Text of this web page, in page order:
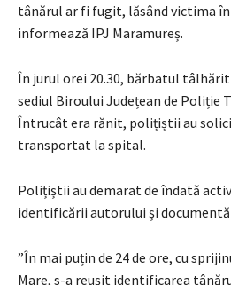
tânărul ar fi fugit, lăsând victima
informează IPJ Maramureș.
În jurul orei 20.30, bărbatul tâlhărit
sediul Biroului Județean de Poliție
Întrucât era rănit, polițiștii au
transportat la spital.
Polițiștii au demarat de îndată
identificării autorului și
”În mai puțin de 24 de ore, cu
Mare, s-a reușit identificarea